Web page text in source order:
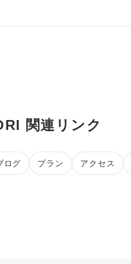
関連リンク
ログ プラン アクセス